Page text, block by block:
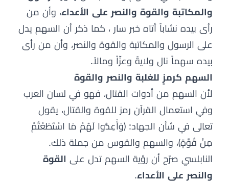
والمكاتبة والقوة والنصر على الأعداء، وأن من
رأى بيده نشاباً أتاه خبر سار ، كما ذكر أن السهم يدل
على الرسول والمكاتبة والقوة والنصر، وأن من رأى
بيده سهماً نال ولايةً وعزّاً ومالاً.
السهم كرمزٍ للغلبة والنصر والقوة
لأن السهم من أدوات القتال، فهو في لسان العرب
وفي استعمال القرآن رمز للقوة والقتال، يقول
تعالى في شأن الجهاد: ﴿وَأَعِدُّوا لَهُمْ مَا اسْتَطَعْتُمْ
مِنْ قُوَّةٍ﴾، والسهم والقوس من جملة ذلك.
النابلسي صرّح أن رؤية السهم تدل على القوة
والنصر على الأعداء.